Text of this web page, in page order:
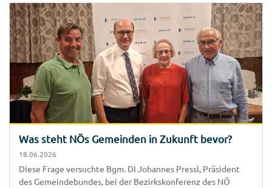
Was steht NÖs Gemeinden in Zukunft bevor?
Diese Frage versuchte Bgm. DI Johannes Pressl, Präsident
des Gemeindebundes, bei der Bezirkskonferenz des NÖ
18.06.2026